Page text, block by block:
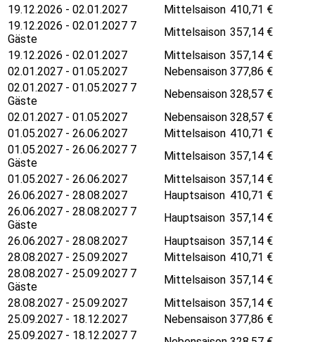
19.12.2026 - 02.01.2027
Mittelsaison 410,71 €
19.12.2026 - 02.01.2027 7
Gäste
Mittelsaison 357,14 €
19.12.2026 - 02.01.2027
Mittelsaison 357,14 €
02.01.2027 - 01.05.2027
Nebensaison 377,86 €
02.01.2027 - 01.05.2027 7
Gäste
Nebensaison 328,57 €
02.01.2027 - 01.05.2027
Nebensaison 328,57 €
01.05.2027 - 26.06.2027
Mittelsaison 410,71 €
01.05.2027 - 26.06.2027 7
Gäste
Mittelsaison 357,14 €
01.05.2027 - 26.06.2027
Mittelsaison 357,14 €
26.06.2027 - 28.08.2027
Hauptsaison 410,71 €
26.06.2027 - 28.08.2027 7
Gäste
Hauptsaison 357,14 €
26.06.2027 - 28.08.2027
Hauptsaison 357,14 €
28.08.2027 - 25.09.2027
Mittelsaison 410,71 €
28.08.2027 - 25.09.2027 7
Gäste
Mittelsaison 357,14 €
28.08.2027 - 25.09.2027
Mittelsaison 357,14 €
25.09.2027 - 18.12.2027
Nebensaison 377,86 €
25.09.2027 - 18.12.2027 7